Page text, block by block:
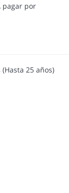
pagar por
25 años)